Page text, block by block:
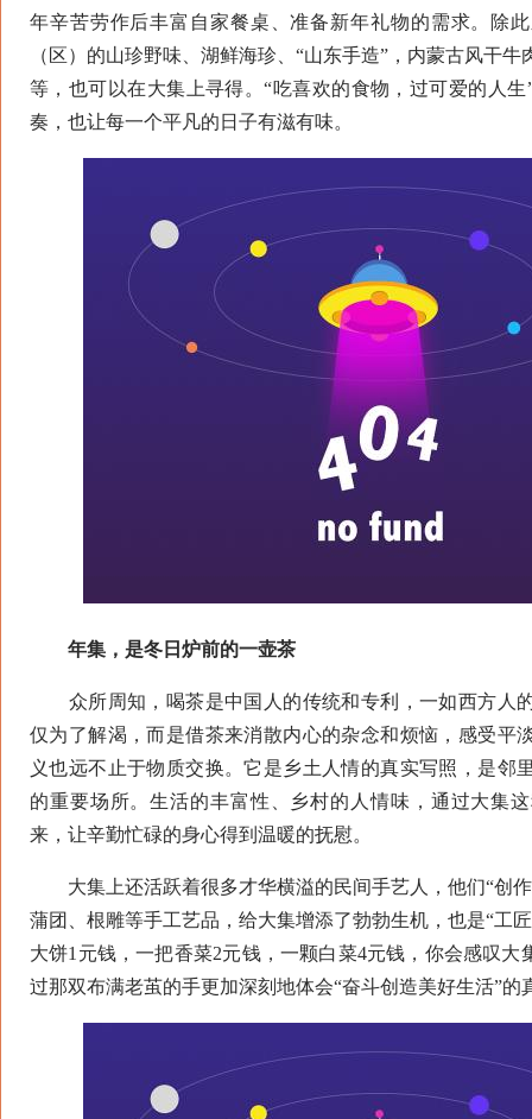
年辛苦劳作后丰富自家餐桌、准备新年礼物的需求。除
（区）的山珍野味、湖鲜海珍、“山东手造”，内蒙古风干
等，也可以在大集上寻得。“吃喜欢的食物，过可爱的人
奏，也让每一个平凡的日子有滋有味。
年集，是冬日炉前的一壶茶
众所周知，喝茶是中国人的传统和专利，一如西方人
仅为了解渴，而是借茶来消散内心的杂念和烦恼，感受平
义也远不止于物质交换。它是乡土人情的真实写照，是邻
的重要场所。生活的丰富性、乡村的人情味，通过大集
来，让辛勤忙碌的身心得到温暖的抚慰。
大集上还活跃着很多才华横溢的民间手艺人，他们“创作
蒲团、根雕等手工艺品，给大集增添了勃勃生机，也是“工
大饼1元钱，一把香菜2元钱，一颗白菜4元钱，你会感叹大
过那双布满老茧的手更加深刻地体会“奋斗创造美好生活”的